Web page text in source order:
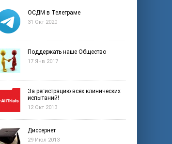
ОСДМ в Телеграме
31 Окт 2020
Поддержать наше Общество
17 Янв 2017
За регистрацию всех клинических
испытаний!
12 Окт 2013
Диссернет
29 Июл 2013